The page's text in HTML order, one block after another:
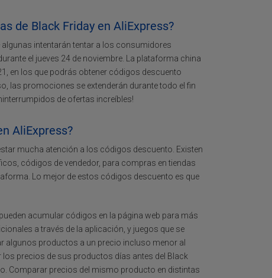
de Black Friday en AliExpress?
intentarán tentar a los consumidores
el jueves 24 de noviembre. La plataforma china
en los que podrás obtener códigos descuento
las promociones se extenderán durante todo el fin
de ofertas increíbles!
AliExpress?
mucha atención a los códigos descuento. Existen
códigos de vendedor, para compras en tiendas
Lo mejor de estos códigos descuento es que
acumular códigos en la página web para más
a través de la aplicación, y juegos que se
algunos productos a un precio incluso menor al
precios de sus productos días antes del Black
Comparar precios del mismo producto en distintas